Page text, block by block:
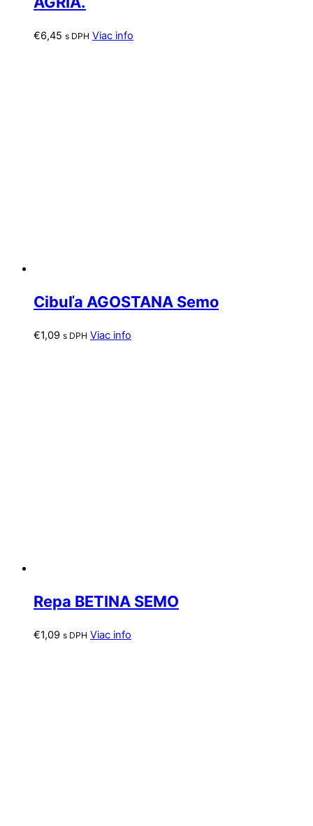
€6,45 s DPH Viac info
Cibuľa AGOSTANA Semo
€1,09 s DPH Viac info
Repa BETINA SEMO
€1,09 s DPH Viac info